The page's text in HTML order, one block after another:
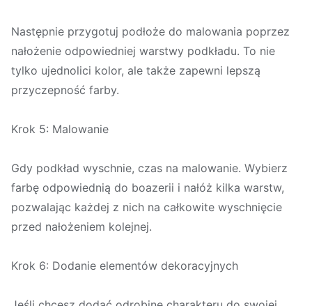
Następnie przygotuj podłoże do malowania poprzez
nałożenie odpowiedniej warstwy podkładu. To nie
tylko ujednolici kolor, ale także zapewni lepszą
przyczepność farby.
Krok 5: Malowanie
Gdy podkład wyschnie, czas na malowanie. Wybierz
farbę odpowiednią do boazerii i nałóż kilka warstw,
pozwalając każdej z nich na całkowite wyschnięcie
przed nałożeniem kolejnej.
Krok 6: Dodanie elementów dekoracyjnych